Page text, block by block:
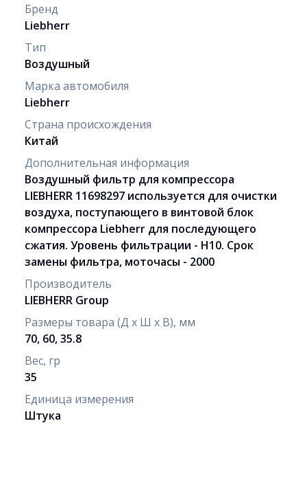
Бренд
Liebherr
Тип
Воздушный
Марка автомобиля
Liebherr
Страна происхождения
Китай
Дополнительная информация
Воздушный фильтр для компрессора
LIEBHERR 11698297 используется для очистки
воздуха, поступающего в винтовой блок
компрессора Liebherr для последующего
сжатия. Уровень фильтрации - H10. Срок
замены фильтра, моточасы - 2000
Производитель
LIEBHERR Group
Размеры товара (Д х Ш х В), мм
70, 60, 35.8
Вес, гр
35
Единица измерения
Штука